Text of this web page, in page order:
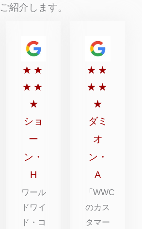
ご紹介します。
★ ★
★ ★
★
5
点
満
点
中
5
ショ
ー
ン・
H
ワール
ドワイ
ド・コ
★ ★
★ ★
★
5
点
点
5
ダミ
オ
ン・
A
「WWC
のカス
タマー